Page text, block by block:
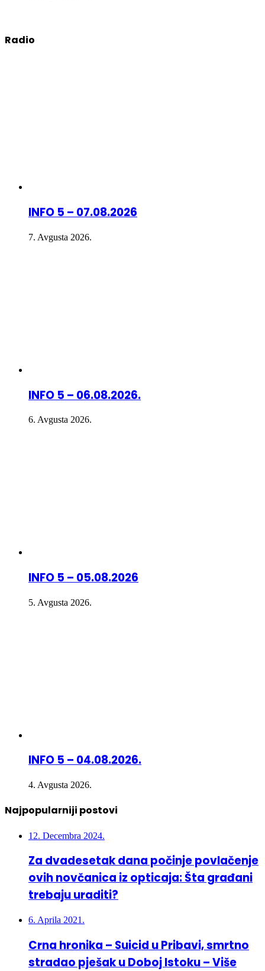
Radio
INFO 5 – 07.08.2026
7. Avgusta 2026.
INFO 5 – 06.08.2026.
6. Avgusta 2026.
INFO 5 – 05.08.2026
5. Avgusta 2026.
INFO 5 – 04.08.2026.
4. Avgusta 2026.
Najpopularniji postovi
12. Decembra 2024.
Za dvadesetak dana počinje povlačenje
ovih novčanica iz opticaja: Šta građani
trebaju uraditi?
6. Aprila 2021.
Crna hronika – Suicid u Pribavi, smrtno
stradao pješak u Doboj Istoku – Više